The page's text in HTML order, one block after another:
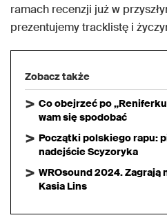
ramach recenzji już w
prezentujemy tracklistę i
Zobacz także
Co obejrzeć po
wam się spodobać
Początki polskiego rapu:
nadejście Scyzoryka
WROsound 2024. Zagrają
Kasia Lins